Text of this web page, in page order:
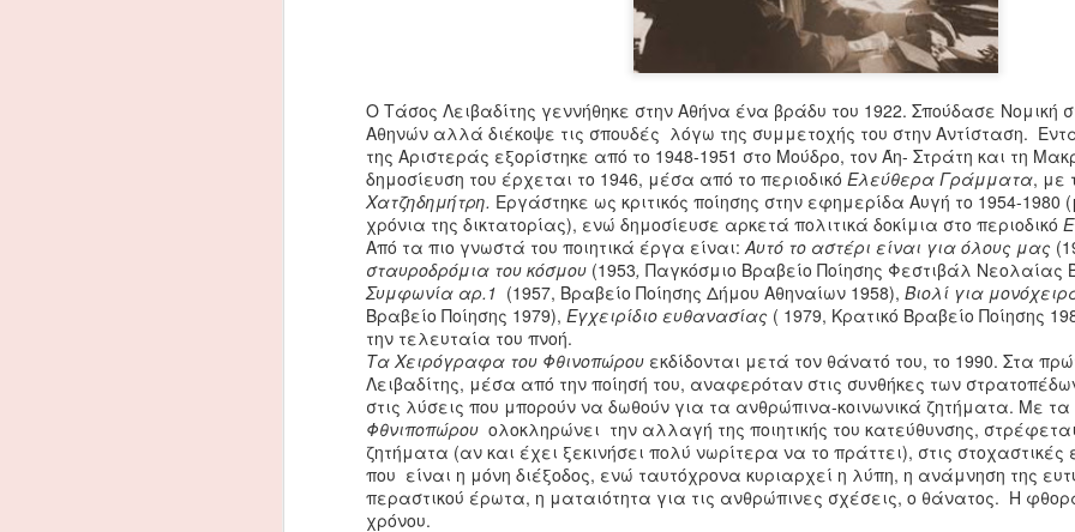
Ο Τάσος Λειβαδίτης γεννήθηκε στην Αθήνα ένα βράδυ του 1922. Σπούδασε Νομική
Αθηνών αλλά διέκοψε τις σπουδές λόγω της συμμετοχής του στην Αντίσταση.
της Αριστεράς εξορίστηκε από το 1948-1951 στο Μούδρο, τον Άη- Στράτη και τη
δημοσίευση του έρχεται το 1946, μέσα από το περιοδικό Ελεύθερα Γράμματα, με
Χατζηδημήτρη. Εργάστηκε ως κριτικός ποίησης στην εφημερίδα Αυγή το 1954-1980
χρόνια της δικτατορίας), ενώ δημοσίευσε αρκετά πολιτικά δοκίμια στο περιοδικό
Από τα πιο γνωστά του ποιητικά έργα είναι: Aυτό το αστέρι είναι για όλους μας
σταυροδρόμια του κόσμου (1953, Παγκόσμιο Βραβείο Ποίησης Φεστιβάλ Νεολαίας
Συμφωνία αρ.1 (1957, Βραβείο Ποίησης Δήμου Αθηναίων 1958), Βιολί για
Βραβείο Ποίησης 1979), Εγχειρίδιο ευθανασίας ( 1979, Κρατικό Βραβείο Ποίησης
την τελευταία του πνοή.
Τα Χειρόγραφα του Φθινοπώρου εκδίδονται μετά τον θάνατό του, το 1990. Στα
Λειβαδίτης, μέσα από την ποίησή του, αναφερόταν στις συνθήκες των
στις λύσεις που μπορούν να δωθούν για τα ανθρώπινα-κοινωνικά ζητήματα. Με
Φθνιποπώρου ολοκληρώνει την αλλαγή της ποιητικής του κατεύθυνσης,
ζητήματα (αν και έχει ξεκινήσει πολύ νωρίτερα να το πράττει), στις στοχαστικές
που είναι η μόνη διέξοδος, ενώ ταυτόχρονα κυριαρχεί η λύπη, η ανάμνηση της
περαστικού έρωτα, η ματαιότητα για τις ανθρώπινες σχέσεις, ο θάνατος. Η
χρόνου.
Σχετικά με τον
Καστοριάδη
Η επανέκδοση των πολιτικών
γραπτών του Καστοριάδη στη
Γαλλία είναι η ευκαιρία για
να ξανακάνουμε λόγο για τον
μεγάλο Έλληνα λόγιο, που
JAN
27
Βιομηχανική
Αρχαιολογία
Τις τελευταίες δεκαετίες
παρατηρείται μια
συστηματική αποκατάσταση
των βιομηχανικών κτιρίων.
Κατά τη δεκαετία του 1970 η
NOV
24
O Amedeo Modigliani
και το ''Κόκκινο
γυμνό''
Amedeo Modigliani (1884-1920).
Ένας καταραμένος
καλλιτέχνης, μια